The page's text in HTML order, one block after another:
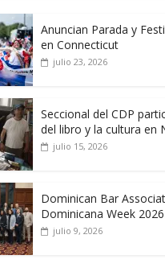
Anuncian Parada y
en Connecticut
julio 23, 2026
Seccional del CDP
del libro y la cultura en
julio 15, 2026
Dominican Bar
Dominicana Week 2026
julio 9, 2026